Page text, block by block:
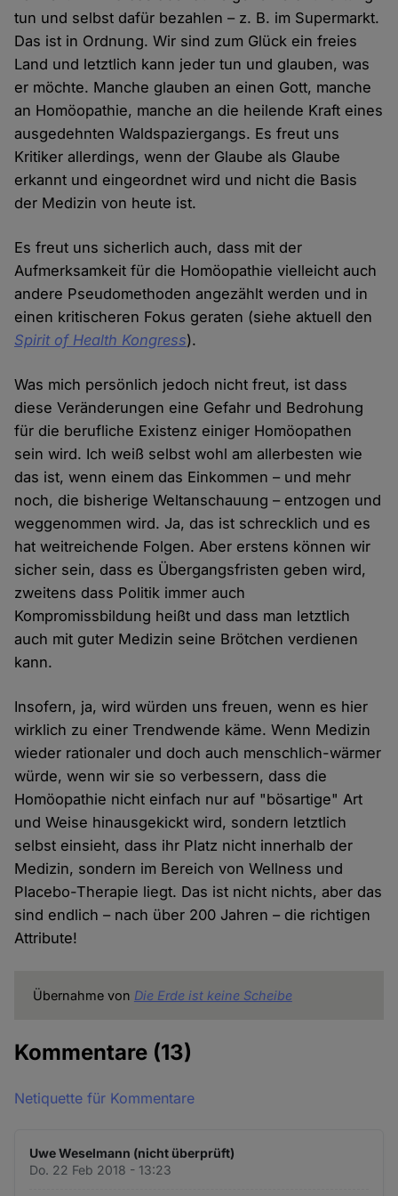
tun und selbst dafür bezahlen – z. B. im Supermarkt.
Das ist in Ordnung. Wir sind zum Glück ein freies
Land und letztlich kann jeder tun und glauben, was
er möchte. Manche glauben an einen Gott, manche
an Homöopathie, manche an die heilende Kraft eines
ausgedehnten Waldspaziergangs. Es freut uns
Kritiker allerdings, wenn der Glaube als Glaube
erkannt und eingeordnet wird und nicht die Basis
der Medizin von heute ist.
Es freut uns sicherlich auch, dass mit der
Aufmerksamkeit für die Homöopathie vielleicht auch
andere Pseudomethoden angezählt werden und in
einen kritischeren Fokus geraten (siehe aktuell den
Spirit of Health Kongress).
Was mich persönlich jedoch nicht freut, ist dass
diese Veränderungen eine Gefahr und Bedrohung
für die berufliche Existenz einiger Homöopathen
sein wird. Ich weiß selbst wohl am allerbesten wie
das ist, wenn einem das Einkommen – und mehr
noch, die bisherige Weltanschauung – entzogen und
weggenommen wird. Ja, das ist schrecklich und es
hat weitreichende Folgen. Aber erstens können wir
sicher sein, dass es Übergangsfristen geben wird,
zweitens dass Politik immer auch
Kompromissbildung heißt und dass man letztlich
auch mit guter Medizin seine Brötchen verdienen
kann.
Insofern, ja, wird würden uns freuen, wenn es hier
wirklich zu einer Trendwende käme. Wenn Medizin
wieder rationaler und doch auch menschlich-wärmer
würde, wenn wir sie so verbessern, dass die
Homöopathie nicht einfach nur auf "bösartige" Art
und Weise hinausgekickt wird, sondern letztlich
selbst einsieht, dass ihr Platz nicht innerhalb der
Medizin, sondern im Bereich von Wellness und
Placebo-Therapie liegt. Das ist nicht nichts, aber das
sind endlich – nach über 200 Jahren – die richtigen
Attribute!
Übernahme von Die Erde ist keine Scheibe
Kommentare (13)
Netiquette für Kommentare
Uwe Weselmann (nicht überprüft)
Do. 22 Feb 2018 - 13:23